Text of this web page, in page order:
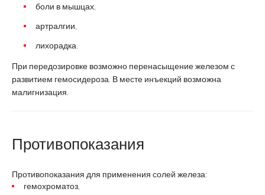
боли в мышцах,
артралгии,
лихорадка.
При передозировке возможно перенасыщение железом с
развитием гемосидероза. В месте инъекций возможна
малигнизация.
Противопоказания
Противопоказания для применения солей железа:
гемохроматоз,